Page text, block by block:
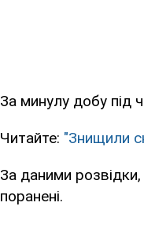
За минулу добу під
Читайте: "Знищили
За даними
поранені.